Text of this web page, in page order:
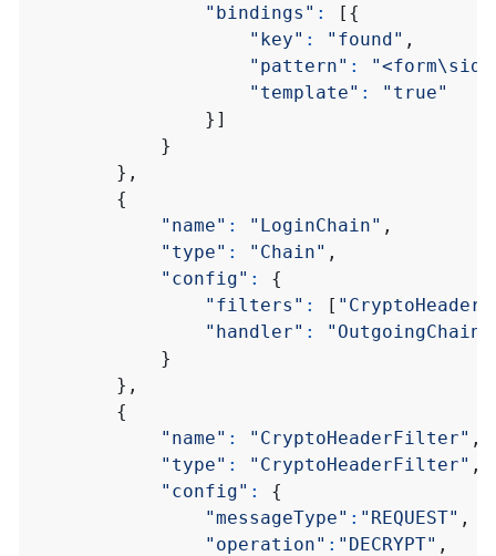
"bindings" :
[{
"key" : "found" ,
"pattern" :
"template" :
"true"
}]
}
},
{
"name" : "LoginChain" ,
"type" : "Chain" ,
"config" :
{
"filters" : [
"handler" :
"OutgoingChain"
}
},
{
"name" : "CryptoHeaderFilter" ,
"type" : "CryptoHeaderFilter" ,
"config" :
{
"messageType" : "REQUEST" ,
"operation" : "DECRYPT" ,